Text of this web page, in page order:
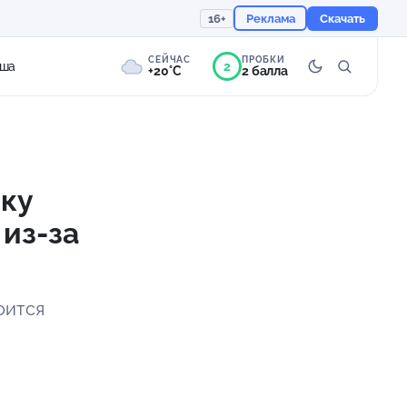
16+ Реклама Скачать
СЕЙЧАС
+20°C
757 мм
2 ПРОБКИ
2 балла
за